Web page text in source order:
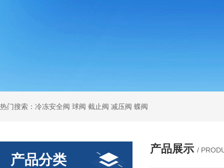
热门搜索：冷冻安全阀 球阀 截止阀 减压阀 蝶阀
产品分类
产品展示 /